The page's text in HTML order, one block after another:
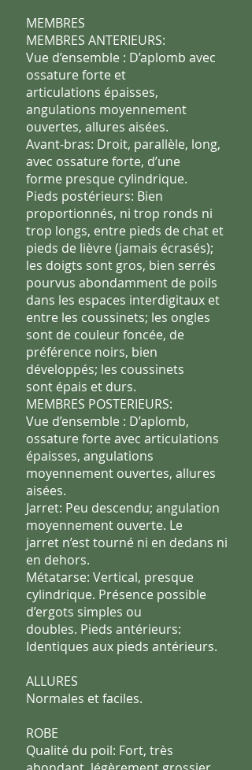
MEMBRES
MEMBRES ANTERIEURS:
Vue d’ensemble : D’aplomb avec
ossature forte et
articulations épaisses,
angulations moyennement
ouvertes, allures aisées.
Avant-bras: Droit, parallèle, long,
avec ossature forte, d’une
forme presque cylindrique.
Pieds postérieurs: Bien
proportionnés, ni trop ronds ni
trop longs, entre pieds de chat et
pieds de lièvre (jamais écrasés);
les doigts sont gros, bien serrés
pourvus abondamment de poils
dans les espaces interdigitaux et
entre les coussinets; les ongles
sont de couleurfoncée, de
préférence noirs, bien
développés; les coussinets
sont épais et durs.
MEMBRES POSTERIEURS:
Vue d’ensemble : D’aplomb,
ossature forte avec articulations
épaisses, angulations
moyennement ouvertes, allures
aisées.
Jarret: Peu descendu; angulation
moyennement ouverte. Le
jarret n’est tourné ni en dedans ni
en dehors.
Métatarse: Vertical, presque
cylindrique. Présence possible
d’ergots simples ou
doubles. Pieds antérieurs:
Identiques aux pieds antérieurs.
ALLURES
Normales et faciles.
ROBE
Qualité du poil: Fort, très